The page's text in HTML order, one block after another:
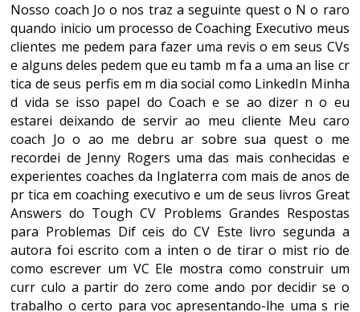
Nosso coach Jo o nos traz a seguinte quest o N o raro
quando inicio um processo de Coaching Executivo meus
clientes me pedem para fazer uma revis o em seus CVs
e alguns deles pedem que eu tamb m fa a uma an lise cr
tica de seus perfis em m dia social como LinkedIn Minha
d vida se isso papel do Coach e se ao dizer n o eu
estarei deixando de servir ao meu cliente Meu caro
coach Jo o ao me debru ar sobre sua quest o me
recordei de Jenny Rogers uma das mais conhecidas e
experientes coaches da Inglaterra com mais de anos de
pr tica em coaching executivo e um de seus livros Great
Answers do Tough CV Problems Grandes Respostas
para Problemas Dif ceis do CV Este livro segunda a
autora foi escrito com a inten o de tirar o mist rio de
como escrever um VC Ele mostra como construir um
curr culo a partir do zero come ando por decidir se o
trabalho o certo para voc apresentando-lhe uma s rie